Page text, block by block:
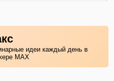
идеи каждый день в
MAX